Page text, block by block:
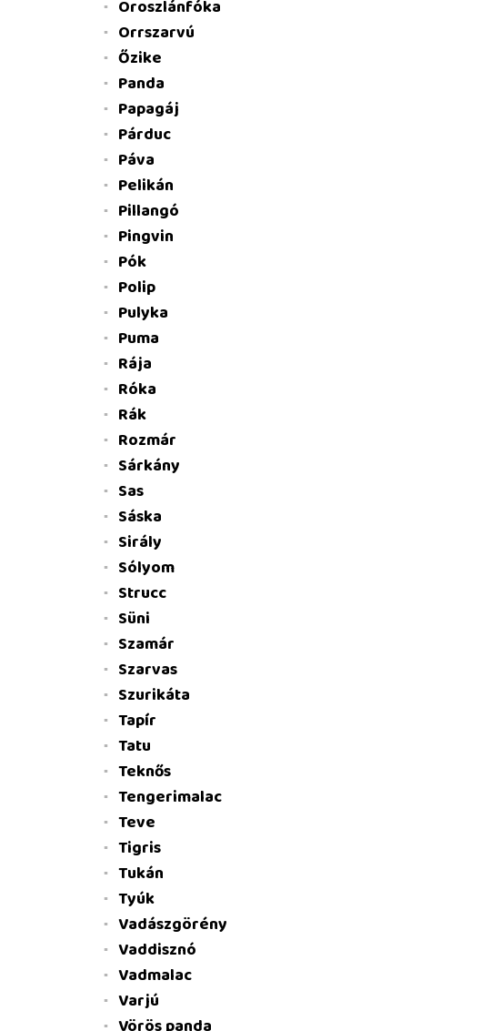
Oroszlánfóka
Orrszarvú
Őzike
Panda
Papagáj
Párduc
Páva
Pelikán
Pillangó
Pingvin
Pók
Polip
Pulyka
Puma
Rája
Róka
Rák
Rozmár
Sárkány
Sas
Sáska
Sirály
Sólyom
Strucc
Süni
Szamár
Szarvas
Szurikáta
Tapír
Tatu
Teknős
Tengerimalac
Teve
Tigris
Tukán
Tyúk
Vadászgörény
Vaddisznó
Vadmalac
Varjú